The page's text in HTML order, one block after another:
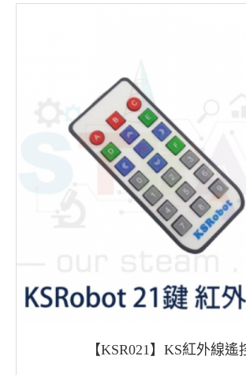
【KSR021】KS紅外線遙